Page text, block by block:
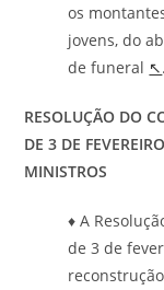
os
jovens, do
de funeral ↖.
RESOLUÇÃO DO
DE 3 DE
MINISTROS
♦ A
de 3 de